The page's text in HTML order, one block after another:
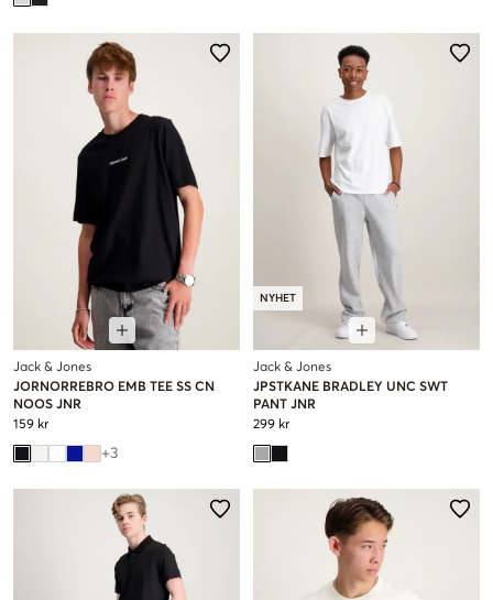
Jack & Jones
JORNORREBRO EMB TEE SS CN
NOOS JNR
159 kr
+3
NYHET
Jack & Jones
JPSTKANE BRADLEY UNC SWT
PANT JNR
299 kr